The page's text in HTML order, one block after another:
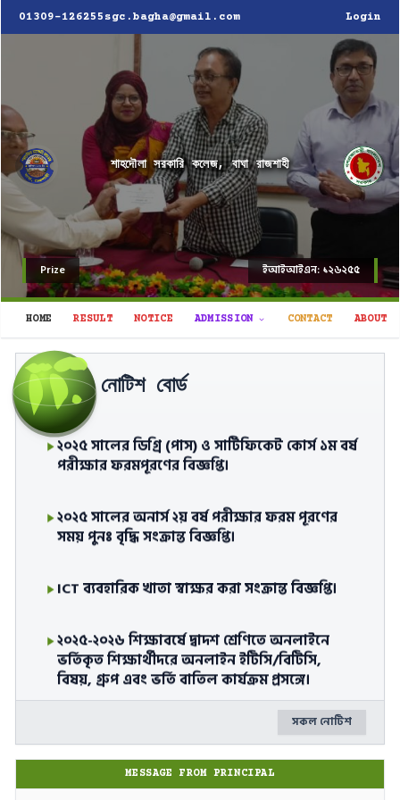
01309-126255 sgc.bagha@gmail.com Login
শাহদৌলা সরকারি কলেজ, বাঘা রাজশাহী
Prize ইআইআইএন: ১২৬২৫৫
HOME RESULT NOTICE ADMISSION CONTACT ABOUT
নোটিশ বোর্ড
উচ্চ মাধ্যমিক সার্টিফিকেট পরীক্ষা-২০২৬ এর
ব্যবহারিক পরীক্ষা সংক্রান্ত বিজ্ঞপ্তি।
২০২৫ সালের ডিগ্রি (পাস) ও সার্টিফিকেট কোর্স ১ম বর্ষ
পরীক্ষার ফরমপূরণের বিজ্ঞপ্তি।
২০২৫ সালের অনার্স ২য় বর্ষ পরীক্ষার ফরম পূরণের
সময় পুনঃ বৃদ্ধি সংক্রান্ত বিজ্ঞপ্তি।
ICT ব্যবহারিক খাতা স্বাক্ষর করা সংক্রান্ত বিজ্ঞপ্তি।
২০২৫-২০২৬ শিক্ষাবর্ষে দ্বাদশ শ্রেণিতে অনলাইনে
ভর্তিকৃত শিক্ষার্থীদরে অনলাইন ইটিসি/বিটিসি,
বিষয়, গ্রুপ এবং ভর্তি বাতিল কার্যক্রম প্রসঙ্গে।
আন্তঃকলেজ সাংস্কৃতিক ও বিতর্ক প্রতিযোগিতা ২০২৬
সংক্রান্ত বিজ্ঞপ্তি।
সকল নোটিশ
MESSAGE FROM PRINCIPAL